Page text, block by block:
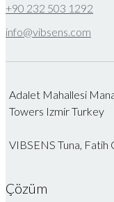
+90 232 503 1292
info@vibsens.com
Adalet Mahallesi
Towers Izmir Turkey
VIBSENS Tuna,
Çözüm